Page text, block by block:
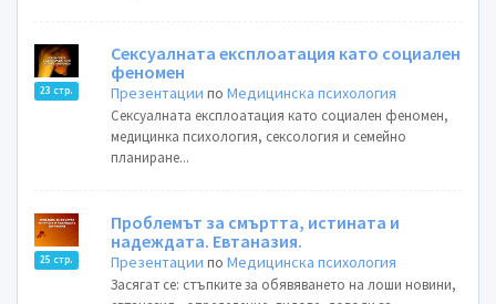
23 стр.
Сексуалната експлоатация като социален
феномен
Презентации поМедицинска психология
Сексуалната експлоатация като социален феномен,
медицинка психология, сексология и семейно
планиране...
25 стр.
Проблемът за смъртта, истината и
надеждата. Евтаназия.
Презентации поМедицинска психология
Засягат се: стъпките за обявяването на лоши новини,